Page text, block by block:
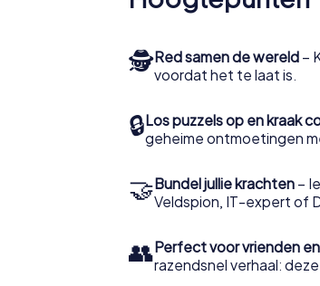
🕵Red samen de wereld –
voordat het te laat is.
🔒Los puzzels op en kraak
geheime ontmoetingen
🤝Bundel jullie krachten –
Veldspion, IT-expert of
👥Perfect voor vrienden
razendsnel verhaal: